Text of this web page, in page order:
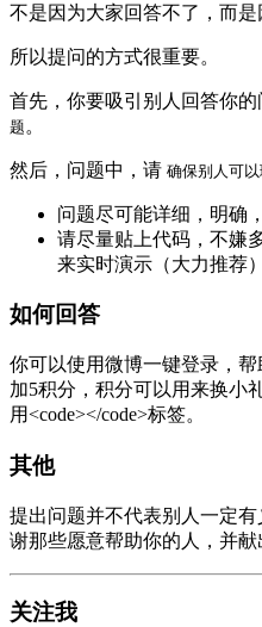
不是因为大家回答不了，而是
所以提问的方式很重要。
首先，你要吸引别人回答你的
题 。
然后，问题中，请 确保别人可
问题尽可能详细，明确
请尽量贴上代码，不嫌
来实时演示（大力推荐）
如何回答
你可以使用微博一键登录，
加5积分，积分可以用来换小
用<code></code>标签。
其他
提出问题并不代表别人一定
谢那些愿意帮助你的人，并献
关注我